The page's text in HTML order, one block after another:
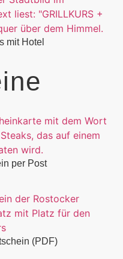
mit Hotel
per Post
(PDF)